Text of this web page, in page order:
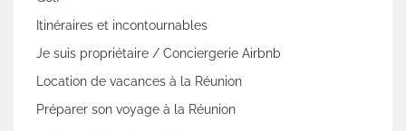
Itinéraires et incontournables
Je suis propriétaire / Conciergerie Airbnb
Location de vacances à la Réunion
Préparer son voyage à la Réunion